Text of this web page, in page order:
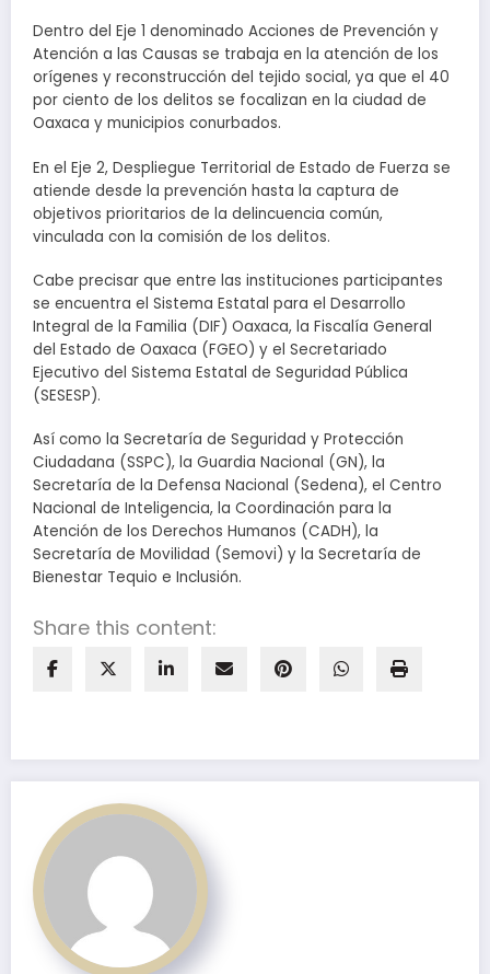
Dentro del Eje 1 denominado Acciones de Prevención y
Atención a las Causas se trabaja en la atención de los
orígenes y reconstrucción del tejido social, ya que el 40
por ciento de los delitos se focalizan en la ciudad de
Oaxaca y municipios conurbados.
En el Eje 2, Despliegue Territorial de Estado de Fuerza se
atiende desde la prevención hasta la captura de
objetivos prioritarios de la delincuencia común,
vinculada con la comisión de los delitos.
Cabe precisar que entre las instituciones participantes
se encuentra el Sistema Estatal para el Desarrollo
Integral de la Familia (DIF) Oaxaca, la Fiscalía General
del Estado de Oaxaca (FGEO) y el Secretariado
Ejecutivo del Sistema Estatal de Seguridad Pública
(SESESP).
Así como la Secretaría de Seguridad y Protección
Ciudadana (SSPC), la Guardia Nacional (GN), la
Secretaría de la Defensa Nacional (Sedena), el Centro
Nacional de Inteligencia, la Coordinación para la
Atención de los Derechos Humanos (CADH), la
Secretaría de Movilidad (Semovi) y la Secretaría de
Bienestar Tequio e Inclusión.
Share this content: